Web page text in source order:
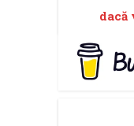
dacă